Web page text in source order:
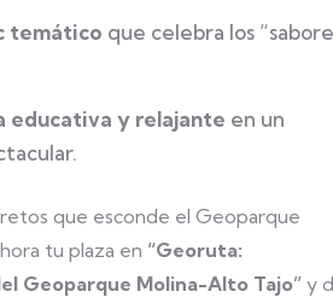
temático que celebra los
educativa y relajante en un
que esconde el Geoparque
tu plaza en “Georuta:
Geoparque Molina-Alto Tajo” y